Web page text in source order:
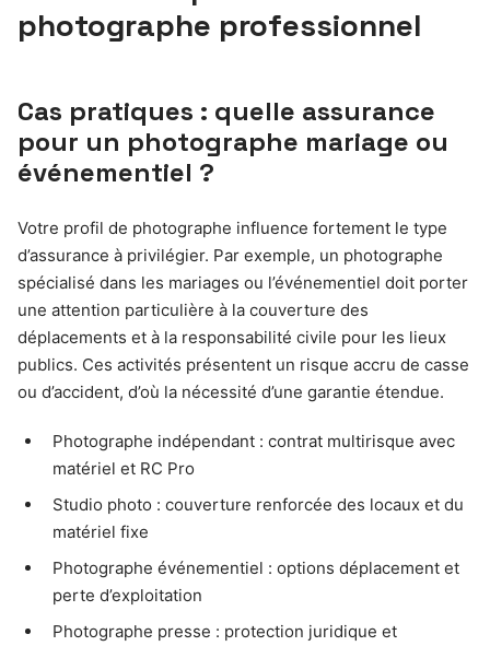
photographe professionnel
Cas pratiques : quelle assurance
pour un photographe mariage ou
événementiel ?
Votre profil de photographe influence fortement le type
d’assurance à privilégier. Par exemple, un photographe
spécialisé dans les mariages ou l’événementiel doit porter
une attention particulière à la couverture des
déplacements et à la responsabilité civile pour les lieux
publics. Ces activités présentent un risque accru de casse
ou d’accident, d’où la nécessité d’une garantie étendue.
Photographe indépendant : contrat multirisque avec
matériel et RC Pro
Studio photo : couverture renforcée des locaux et du
matériel fixe
Photographe événementiel : options déplacement et
perte d’exploitation
Photographe presse : protection juridique et